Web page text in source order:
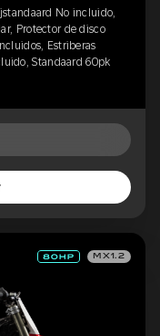
No incluido,
Protector de disco
Estriberas
Standaard 60pk
MX1.2